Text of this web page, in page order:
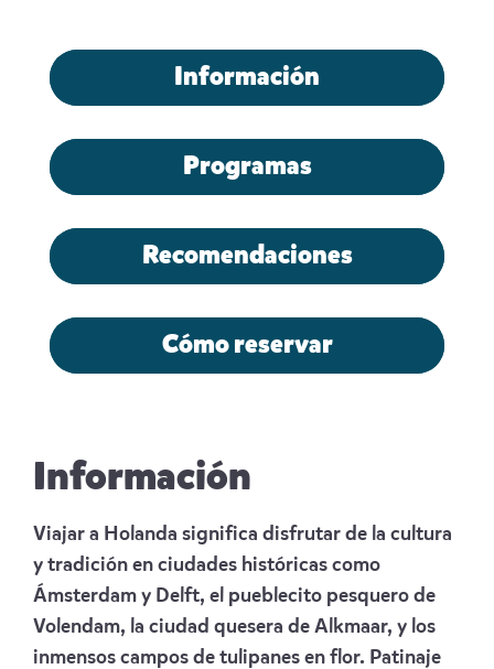
Información
Programas
Recomendaciones
Cómo reservar
Información
Viajar a Holanda significa disfrutar de la cultura
y tradición en ciudades históricas como
Ámsterdam y Delft, el pueblecito pesquero de
Volendam, la ciudad quesera de Alkmaar, y los
inmensos campos de tulipanes en flor. Patinaje